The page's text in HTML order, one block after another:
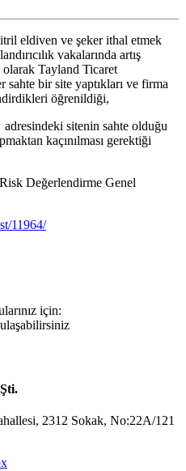
eldiven ve şeker ithal etmek
vakalarında artış
olarak Tayland Ticaret
sahte bir site yaptıkları ve firma
öğrenildiği,
adresindeki sitenin sahte olduğu
kaçınılması gerektiği
Değerlendirme Genel
11964/
için:
2312 Sokak, No:22A/121